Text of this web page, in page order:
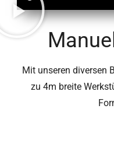
Mit unseren diversen
zu 4m breite